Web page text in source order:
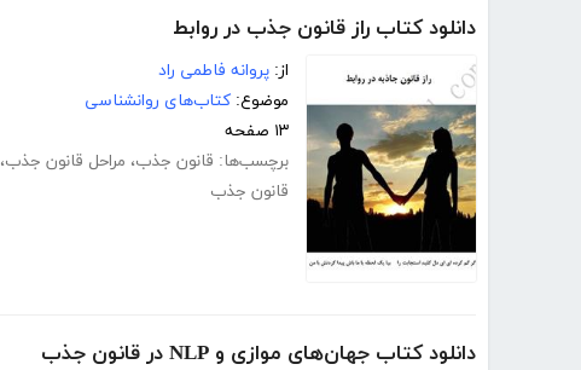
دانلود کتاب راز قانون جذب در روابط
از: پروانه فاطمی راد
موضوع: کتاب‌های روانشناسی
۱۳ صفحه
برچسب‌ها: قانون جذب، مراحل قانون جذب،
قانون جذب
دانلود کتاب جهان‌های موازی و NLP در قانون جذب